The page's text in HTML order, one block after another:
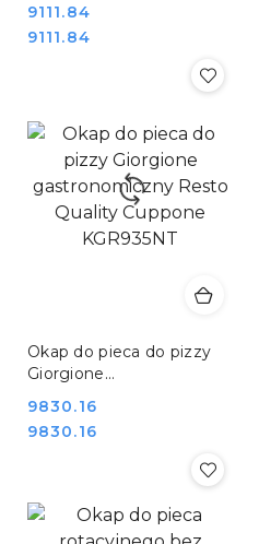
Quality Cuppone
KGR635LNT
Cena:
9111.84
Cena:
9111.84
Okap do pieca do pizzy
Giorgione
Quality Cuppone
KGR935NT
Cena:
9830.16
Cena:
9830.16